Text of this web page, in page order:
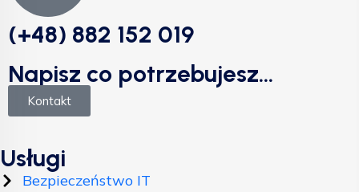
(+48) 882 152 019
Napisz co potrzebujesz...
Kontakt
Usługi
Bezpieczeństwo IT